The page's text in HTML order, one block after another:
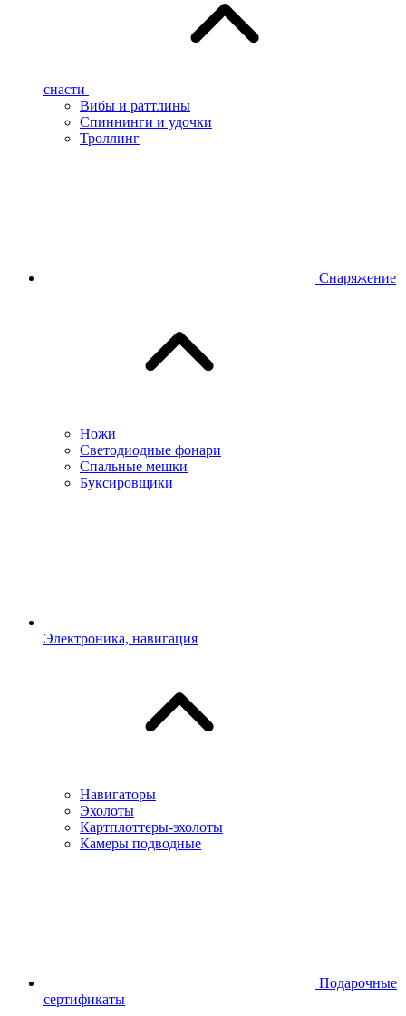
снасти
Вибы и раттлины
Спиннинги и удочки
Троллинг
Снаряжение
Ножи
Светодиодные фонари
Спальные мешки
Буксировщики
Электроника, навигация
Навигаторы
Эхолоты
Картплоттеры-эхолоты
Камеры подводные
Подарочные
сертификаты